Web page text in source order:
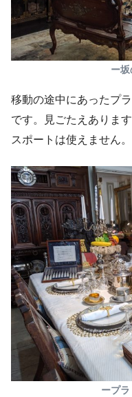
ー
移動の途中にあったプ
です。見ごたえありま
スポートは使えません
ープ